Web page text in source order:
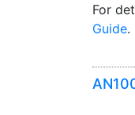
For
Guide.